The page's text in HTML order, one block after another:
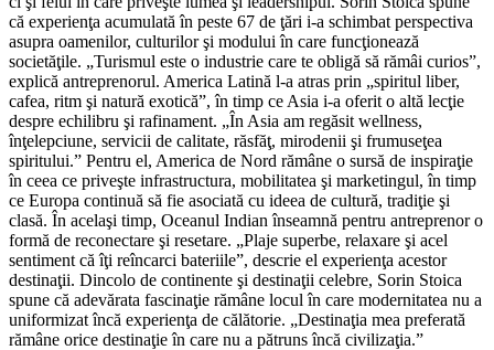
că experienţa acumulată în peste 67 de ţări i-a schimbat perspectiva
asupra oamenilor, culturilor şi modului în care funcţionează
societăţile. „Turismul este o industrie care te obligă să rămâi curios”,
explică antreprenorul. America Latină l-a atras prin „spiritul liber,
cafea, ritm şi natură exotică”, în timp ce Asia i-a oferit o altă lecţie
despre echilibru şi rafinament. „În Asia am regăsit wellness,
înţelepciune, servicii de calitate, răsfăţ, mirodenii şi frumuseţea
spiritului.” Pentru el, America de Nord rămâne o sursă de inspiraţie
în ceea ce priveşte infrastructura, mobilitatea şi marketingul, în timp
ce Europa continuă să fie asociată cu ideea de cultură, tradiţie şi
clasă. În acelaşi timp, Oceanul Indian înseamnă pentru antreprenor o
formă de reconectare şi resetare. „Plaje superbe, relaxare şi acel
sentiment că îţi reîncarci bateriile”, descrie el experienţa acestor
destinaţii. Dincolo de continente şi destinaţii celebre, Sorin Stoica
spune că adevărata fascinaţie rămâne locul în care modernitatea nu a
uniformizat încă experienţa de călătorie. „Destinaţia mea preferată
rămâne orice destinaţie în care nu a pătruns încă civilizaţia.”